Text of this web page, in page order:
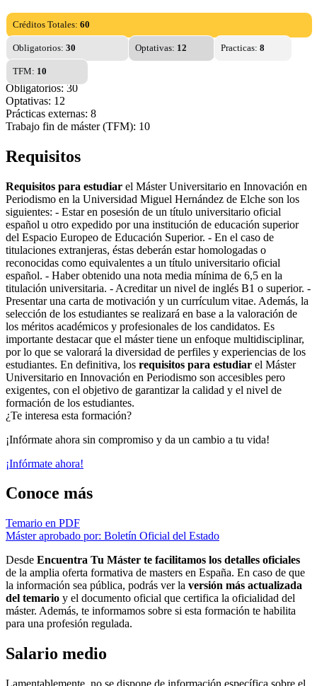
Créditos Totales: 60
Obligatorios: 30 Optativas: 12 Practicas: 8
TFM: 10
Obligatorios: 30
Optativas: 12
Prácticas externas: 8
Trabajo fin de máster (TFM): 10
Requisitos
Requisitos para estudiar el Máster Universitario en Innovación en
Periodismo en la Universidad Miguel Hernández de Elche son los
siguientes: - Estar en posesión de un título universitario oficial
español u otro expedido por una institución de educación superior
del Espacio Europeo de Educación Superior. - En el caso de
titulaciones extranjeras, éstas deberán estar homologadas o
reconocidas como equivalentes a un título universitario oficial
español. - Haber obtenido una nota media mínima de 6,5 en la
titulación universitaria. - Acreditar un nivel de inglés B1 o superior. -
Presentar una carta de motivación y un currículum vitae. Además, la
selección de los estudiantes se realizará en base a la valoración de
los méritos académicos y profesionales de los candidatos. Es
importante destacar que el máster tiene un enfoque multidisciplinar,
por lo que se valorará la diversidad de perfiles y experiencias de los
estudiantes. En definitiva, los requisitos para estudiar el Máster
Universitario en Innovación en Periodismo son accesibles pero
exigentes, con el objetivo de garantizar la calidad y el nivel de
formación de los estudiantes.
¿Te interesa esta formación?
¡Infórmate ahora sin compromiso y da un cambio a tu vida!
¡Infórmate ahora!
Conoce más
Temario en PDF
Máster aprobado por: Boletín Oficial del Estado
Desde Encuentra Tu Máster te facilitamos los detalles oficiales
de la amplia oferta formativa de masters en España. En caso de que
la información sea pública, podrás ver la versión más actualizada
del temario y el documento oficial que certifica la oficialidad del
máster. Además, te informamos sobre si esta formación te habilita
para una profesión regulada.
Salario medio